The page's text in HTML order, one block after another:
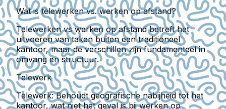
Wat is telewerken vs. werken op afstand?
Telewerken vs werken op afstand betreft het
uitvoeren van taken buiten een traditioneel
kantoor, maar de verschillen zijn fundamenteel in
omvang en structuur.
Telewerk
Telewerk:Behoudt geografische nabijheid tot het
kantoor, wat niet het geval is bij werken op